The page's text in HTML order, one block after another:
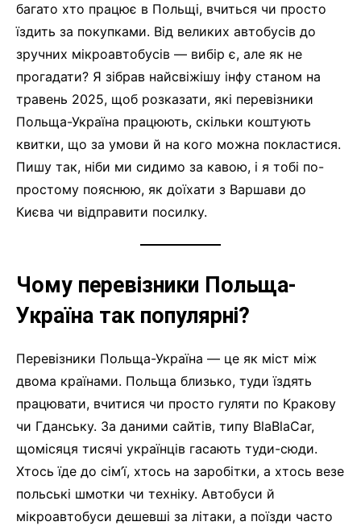
багато хто працює в Польщі, вчиться чи просто
їздить за покупками. Від великих автобусів до
зручних мікроавтобусів — вибір є, але як не
прогадати? Я зібрав найсвіжішу інфу станом на
травень 2025, щоб розказати, які перевізники
Польща-Україна працюють, скільки коштують
квитки, що за умови й на кого можна покластися.
Пишу так, ніби ми сидимо за кавою, і я тобі по-
простому пояснюю, як доїхати з Варшави до
Києва чи відправити посилку.
Чому перевізники Польща-
Україна так популярні?
Перевізники Польща-Україна — це як міст між
двома країнами. Польща близько, туди їздять
працювати, вчитися чи просто гуляти по Кракову
чи Гданську. За даними сайтів, типу BlaBlaCar,
щомісяця тисячі українців гасають туди-сюди.
Хтось їде до сім’ї, хтось на заробітки, а хтось везе
польські шмотки чи техніку. Автобуси й
мікроавтобуси дешевші за літаки, а поїзди часто